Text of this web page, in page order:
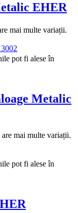
EHER
mai multe variații.
pot fi alese în
Metalic
mai multe variații.
pot fi alese în